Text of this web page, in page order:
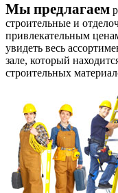
Мы предлагаем
строительные и
привлекательным
увидеть весь
зале, который
строительных